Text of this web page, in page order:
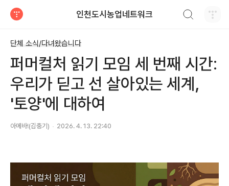
인천도시농업네트워크
단체 소식/다녀왔습니다
퍼머컬처 읽기 모임 세 번째 시간:
우리가 딛고 선 살아있는 세계,
'토양'에 대하여
아메바!(김충기) 2026. 4. 13. 22:40